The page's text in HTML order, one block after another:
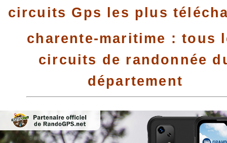
circuits Gps les plus
charente-maritime : tous
circuits de randonnée
département